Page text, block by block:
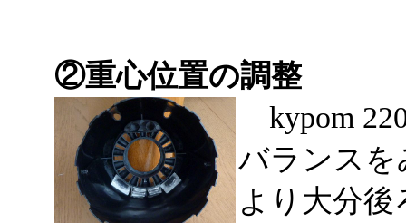
②重心位置の調整
kypom
バランスを
より大分